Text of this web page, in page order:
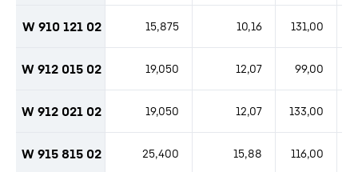
W 910 121 02 15,875 10,16 131,00
W 912 015 02 19,050 12,07 99,00
W 912 021 02 19,050 12,07 133,00
W 915 815 02 25,400 15,88 116,00